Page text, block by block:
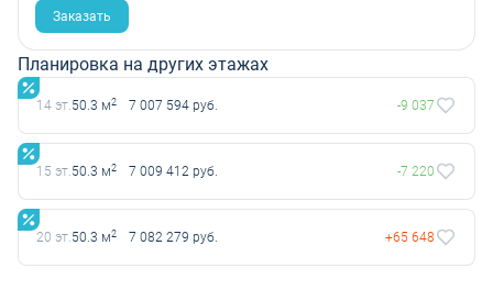
Заказать
Планировка на других этажах
14 эт.50.3 м2 7 007 594 руб. -9 037
15 эт.50.3 м2 7 009 412 руб. -7 220
20 эт.50.3 м2 7 082 279 руб. +65 648